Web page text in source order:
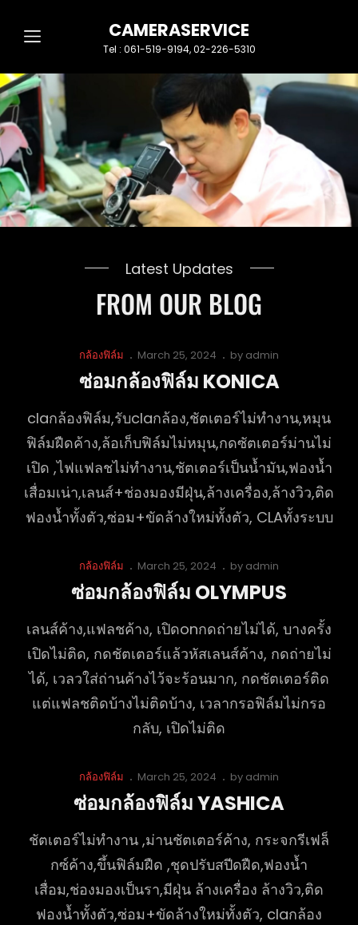
CAMERASERVICE
Tel : 061-519-9194, 02-226-5310
Latest Updates
FROM OUR BLOG
Cat
Links
กล้องฟิล์ม
Posted
on
March 25, 2024 by admin
ซ่อมกล้องฟิล์ม KONICA
claกล้องฟิล์ม,รับclaกล้อง,ชัตเตอร์ไม่ทำงาน,หมุน
ฟิล์มฝืดค้าง,ล้อเก็บฟิล์มไม่หมุน,กดซัตเตอร์ม่านไม่
เปิด ,ไฟแฟลชไม่ทำงาน,ชัตเตอร์เป็นน้ำมัน,ฟองน้ำ
เสื่อมเน่า,เลนส์+ช่องมองมีฝุ่น,ล้างเครื่อง,ล้างวิว,ติด
ฟองน้ำทั้งตัว,ซ่อม+ขัดล้างใหม่ทั้งตัว, CLAทั้งระบบ
Cat
Links
กล้องฟิล์ม
Posted
March 25, 2024 by admin
ซ่อมกล้องฟิล์ม OLYMPUS
เลนส์ค้าง,แฟลชค้าง, เปิดonกดถ่ายไม่ได้, บางครั้ง
เปิดไม่ติด, กดชัตเตอร์แล้วหัสเลนส์ค้าง, กดถ่ายไม่
ได้, เวลวใส่ถ่านค้างไว้จะร้อนมาก, กดชัตเตอร์ติด
แต่แฟลชติดบ้างไม่ติดบ้าง, เวลากรอฟิล์มไม่กรอ
กลับ, เปิดไม่ติด
Cat
Links
กล้องฟิล์ม
Posted
March 25, 2024 by admin
ซ่อมกล้องฟิล์ม YASHICA
ชัตเตอร์ไม่ทำงาน ,ม่านชัตเตอร์ค้าง, กระจกรีเฟล็
กซ์ค้าง,ขึ้นฟิล์มฝืด ,ชุดปรับสปีดฝืด,ฟองน้ำ
เสื่อม,ช่องมองเป็นรา,มีฝุ่น ล้างเครื่อง ล้างวิว,ติด
ฟองน้ำทั้งตัว,ซ่อม+ขัดล้างใหม่ทั้งตัว, claกล้อง